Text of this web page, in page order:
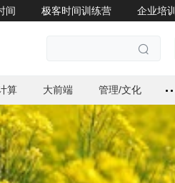
间 极客时间训练营 企业培训

算 大前端 管理/文化